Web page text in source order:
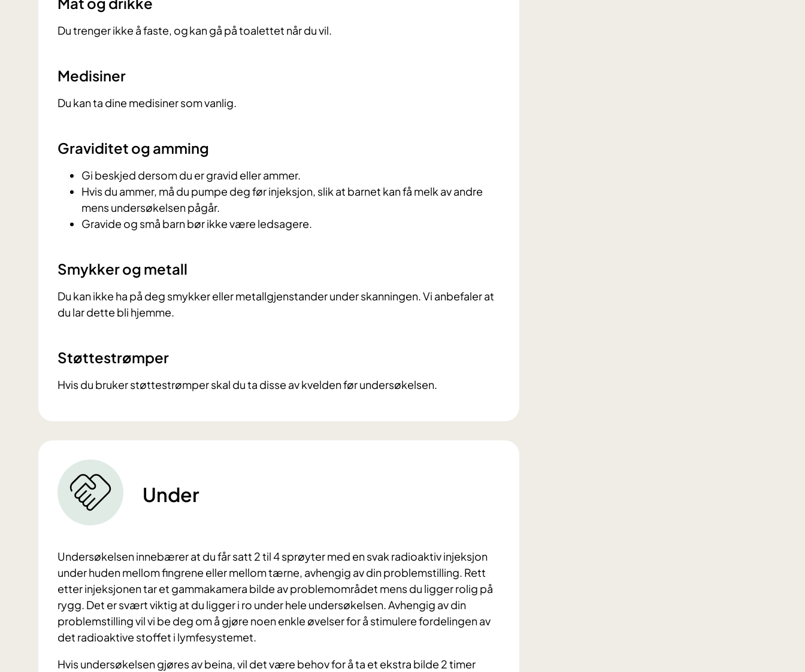
Du trenger ikke å faste, og kan gå på toalettet når du vil.
Medisiner
Du kan ta dine medisiner som vanlig.
Graviditet og amming
Gi beskjed dersom du er gravid eller ammer.
Hvis du ammer, må du pumpe deg før injeksjon, slik at barnet kan få melk av andre
mens undersøkelsen pågår.
Gravide og små barn bør ikke være ledsagere.
Smykker og metall
Du kan ikke ha på deg smykker eller metallgjenstander under skanningen. Vi anbefaler at
du lar dette bli hjemme.
Støttestrømper
Hvis du bruker støttestrømper skal du ta disse av kvelden før undersøkelsen.
Under
Undersøkelsen innebærer at du får satt 2 til 4 sprøyter med en svak radioaktiv injeksjon
under huden mellom fingrene eller mellom tærne, avhengig av din problemstilling. Rett
etter injeksjonen tar et gammakamera bilde av problemområdet mens du ligger rolig på
rygg. Det er svært viktig at du ligger i ro under hele undersøkelsen. Avhengig av din
problemstilling vil vi be deg om å gjøre noen enkle øvelser for å stimulere fordelingen av
det radioaktive stoffet i lymfesystemet.
Hvis undersøkelsen gjøres av beina, vil det være behov for å ta et ekstra bilde 2 timer